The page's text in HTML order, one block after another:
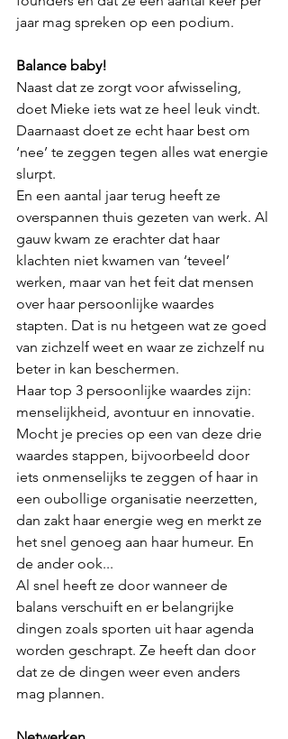
jaar mag spreken op een podium.
Balance baby!
Naast dat ze zorgt voor afwisseling,
doet Mieke iets wat ze heel leuk vindt.
Daarnaast doet ze echt haar best om
‘nee’ te zeggen tegen alles wat energie
slurpt.
En een aantal jaar terug heeft ze
overspannen thuis gezeten van werk. Al
gauw kwam ze erachter dat haar
klachten niet kwamen van ‘teveel’
werken, maar van het feit dat mensen
over haar persoonlijke waardes
stapten. Dat is nu hetgeen wat ze goed
van zichzelf weet en waar ze zichzelf nu
beter in kan beschermen.
Haar top 3 persoonlijke waardes zijn:
menselijkheid, avontuur en innovatie.
Mocht je precies op een van deze drie
waardes stappen, bijvoorbeeld door
iets onmenselijks te zeggen of haar in
een oubollige organisatie neerzetten,
dan zakt haar energie weg en merkt ze
het snel genoeg aan haar humeur. En
de ander ook...
Al snel heeft ze door wanneer de
balans verschuift en er belangrijke
dingen zoals sporten uit haar agenda
worden geschrapt. Ze heeft dan door
dat ze de dingen weer even anders
mag plannen.